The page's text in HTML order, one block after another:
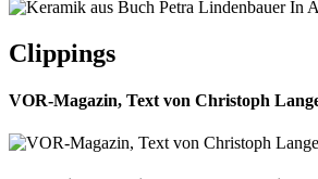
Clippings
VOR-Magazin, Text von Christoph